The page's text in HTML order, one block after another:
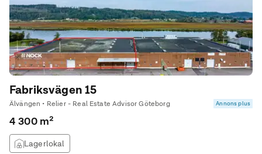
Fabriksvägen 15
Älvängen • Relier - Real Estate Advisor Göteborg Annons plus
4 300 m²
Lagerlokal